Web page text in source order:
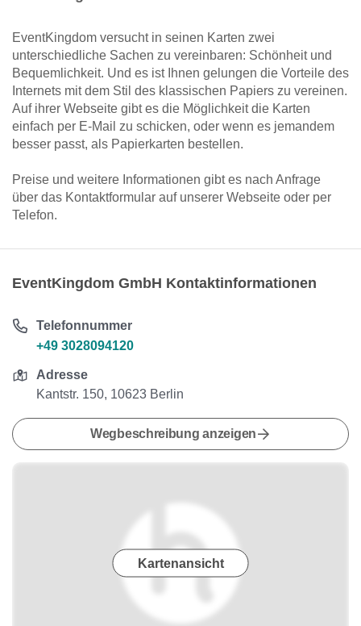
EventKingdom versucht in seinen Karten zwei
unterschiedliche Sachen zu vereinbaren: Schönheit und
Bequemlichkeit. Und es ist Ihnen gelungen die Vorteile des
Internets mit dem Stil des klassischen Papiers zu vereinen.
Auf ihrer Webseite gibt es die Möglichkeit die Karten
einfach per E-Mail zu schicken, oder wenn es jemandem
besser passt, als Papierkarten bestellen.
Preise und weitere Informationen gibt es nach Anfrage
über das Kontaktformular auf unserer Webseite oder per
Telefon.
EventKingdom GmbH Kontaktinformationen
Telefonnummer
+49 3028094120
Adresse
Kantstr. 150, 10623 Berlin
Wegbeschreibung anzeigen
Kartenansicht